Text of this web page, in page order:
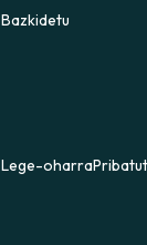
Bazkidetu
Lege-oharra